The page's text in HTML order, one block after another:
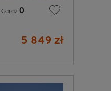
Garaż 0
5 849 zł